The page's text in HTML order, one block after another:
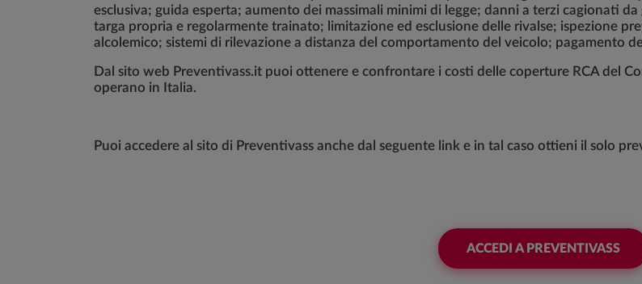
esclusiva; guida esperta; aumento dei massimali minimi di legge; danni a terzi cagionati
targa propria e regolarmente trainato; limitazione ed esclusione delle rivalse; ispezione
alcolemico; sistemi di rilevazione a distanza del comportamento del veicolo; pagamento
Dal sito web Preventivass.it puoi ottenere e confrontare i costi delle coperture RCA del
operano in Italia.
Puoi accedere al sito di Preventivass anche dal seguente link e in tal caso ottieni il solo
ACCEDI A PREVENTIVASS